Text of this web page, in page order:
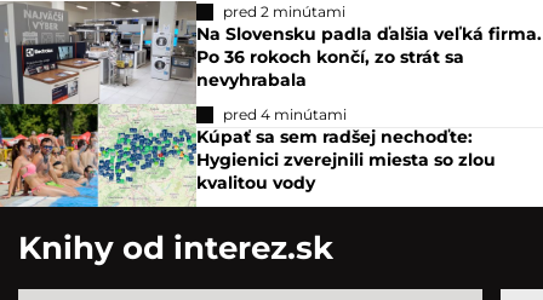
pred 2 minútami
Na Slovensku padla ďalšia veľká firma.
Po 36 rokoch končí, zo strát sa
nevyhrabala
pred 4 minútami
Kúpať sa sem radšej nechoďte:
Hygienici zverejnili miesta so zlou
kvalitou vody
Knihy od interez.sk